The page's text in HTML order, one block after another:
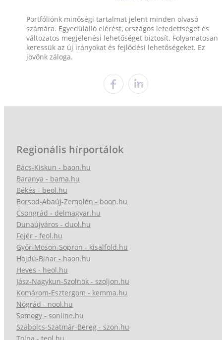
Portfóliónk minőségi tartalmat jelent minden olvasó
számára. Egyedülálló elérést, országos lefedettséget és
változatos megjelenési lehetőséget biztosít. Folyamatosan
keressük az új irányokat és fejlődési lehetőségeket. Ez
jövőnk záloga.
Regionális hírportálok
Bács-Kiskun - baon.hu
Baranya - bama.hu
Békés - beol.hu
Borsod-Abaúj-Zemplén - boon.hu
Csongrád - delmagyar.hu
Dunaújváros - duol.hu
Fejér - feol.hu
Győr-Moson-Sopron - kisalfold.hu
Hajdú-Bihar - haon.hu
Heves - heol.hu
Jász-Nagykun-Szolnok - szoljon.hu
Komárom-Esztergom - kemma.hu
Nógrád - nool.hu
Somogy - sonline.hu
Szabolcs-Szatmár-Bereg - szon.hu